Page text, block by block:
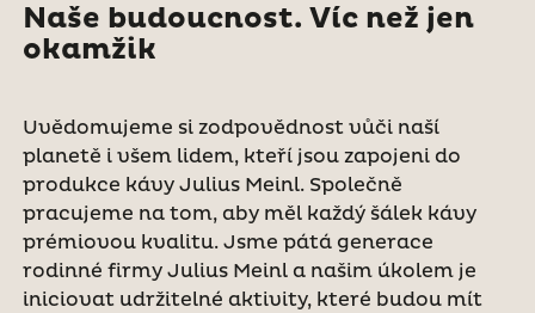
Naše budoucnost. Víc než jen
okamžik
Uvědomujeme si zodpovědnost vůči naší
planetě i všem lidem, kteří jsou zapojeni do
produkce kávy Julius Meinl. Společně
pracujeme na tom, aby měl každý šálek kávy
prémiovou kvalitu. Jsme pátá generace
rodinné firmy Julius Meinl a našim úkolem je
iniciovat udržitelné aktivity, které budou mít